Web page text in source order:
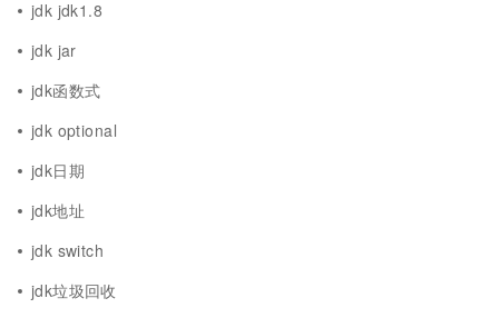
jdk jdk1.8
jdk jar
jdk函数式
jdk optional
jdk日期
jdk地址
jdk switch
jdk垃圾回收